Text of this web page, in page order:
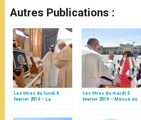
Autres Publications :
Les titres du lundi 4
février 2019 – La
sans ambiguïté
Les titres du mardi 5
février 2019 – Messe du